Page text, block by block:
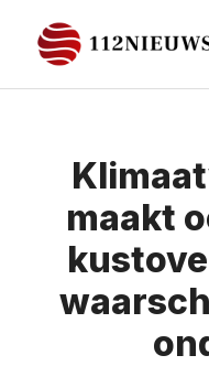
naar
de
maakt